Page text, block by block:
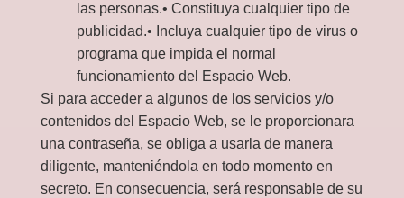
las personas.• Constituya cualquier tipo de
publicidad.• Incluya cualquier tipo de virus o
programa que impida el normal
funcionamiento del Espacio Web.
Si para acceder a algunos de los servicios y/o
contenidos del Espacio Web, se le proporcionara
una contraseña, se obliga a usarla de manera
diligente, manteniéndola en todo momento en
secreto. En consecuencia, será responsable de su